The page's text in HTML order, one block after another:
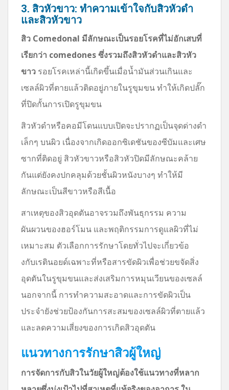
3. สิวหัวขาว: ทำความเข้าใจกับสิวหัวดำ
และสิวหัวขาว
สิว Comedonal มีลักษณะเป็นรอยโรคที่ไม่อักเสบที่
เรียกว่า comedones ซึ่งรวมถึงสิวหัวดำและสิวหัว
ขาว รอยโรคเหล่านี้เกิดขึ้นเมื่อน้ำมันส่วนเกินและ
เซลล์ผิวที่ตายแล้วติดอยู่ภายในรูขุมขน ทำให้เกิดปลั๊ก
ที่ปิดกั้นการเปิดรูขุมขน
สิวหัวดำหรือคอมีโดนแบบเปิดจะปรากฏเป็นจุดด่างดำ
เล็กๆ บนผิว เนื่องจากเกิดออกซิเดชันของซีบัมและเศษ
ซากที่ติดอยู่ สิวหัวขาวหรือสิวหัวปิดมีลักษณะคล้าย
กันแต่ยังคงปกคลุมด้วยชั้นผิวหนังบางๆ ทำให้มี
ลักษณะเป็นสีขาวหรือสีเนื้อ
สาเหตุของสิวอุดตันอาจรวมถึงพันธุกรรม ความ
ผันผวนของฮอร์โมน และพฤติกรรมการดูแลผิวที่ไม่
เหมาะสม ตัวเลือกการรักษาโดยทั่วไปจะเกี่ยวข้อ
งกับเรตินอยด์เฉพาะที่หรือสารขัดผิวเพื่อช่วยขจัดสิ่ง
อุดตันในรูขุมขนและส่งเสริมการหมุนเวียนของเซลล์
นอกจากนี้ การทำความสะอาดและการขัดผิวเป็น
ประจำยังช่วยป้องกันการสะสมของเซลล์ผิวที่ตายแล้ว
และลดความเสี่ยงของการเกิดสิวอุดตัน
แนวทางการรักษาสิวผู้ใหญ่
การจัดการกับสิวในวัยผู้ใหญ่ต้องใช้แนวทางที่หลาก